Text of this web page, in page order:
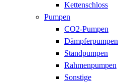
Kettenschloss
Pumpen
CO2-Pumpen
Dämpferpumpen
Standpumpen
Rahmenpumpen
Sonstige